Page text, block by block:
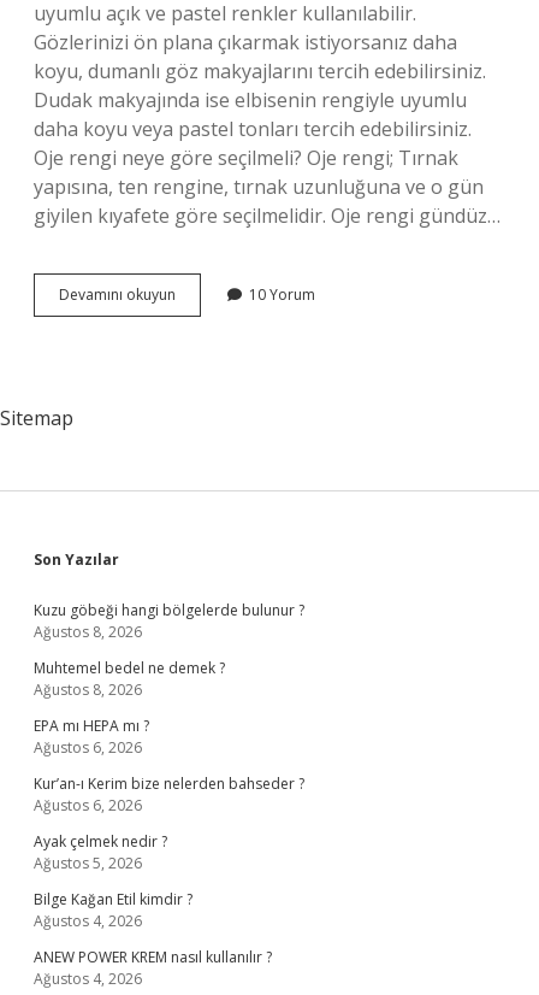
uyumlu açık ve pastel renkler kullanılabilir.
Gözlerinizi ön plana çıkarmak istiyorsanız daha
koyu, dumanlı göz makyajlarını tercih edebilirsiniz.
Dudak makyajında ​​ise elbisenin rengiyle uyumlu
daha koyu veya pastel tonları tercih edebilirsiniz.
Oje rengi neye göre seçilmeli? Oje rengi; Tırnak
yapısına, ten rengine, tırnak uzunluğuna ve o gün
giyilen kıyafete göre seçilmelidir. Oje rengi gündüz…
Devamını okuyun
Elbise
10 Yorum
Sitemap
Sidebar
Son Yazılar
Kuzu göbeği hangi bölgelerde bulunur ?
Ağustos 8, 2026
Muhtemel bedel ne demek ?
Ağustos 8, 2026
EPA mı HEPA mı ?
Ağustos 6, 2026
Kur’an-ı Kerim bize nelerden bahseder ?
Ağustos 6, 2026
Ayak çelmek nedir ?
Ağustos 5, 2026
Bilge Kağan Etil kimdir ?
Ağustos 4, 2026
ANEW POWER KREM nasıl kullanılır ?
Ağustos 4, 2026